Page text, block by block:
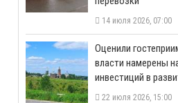
14 июля 2026, 07:00
Оценили
власти намерены
инвестиций в
22 июля 2026, 15:00